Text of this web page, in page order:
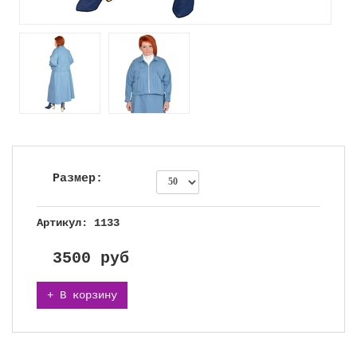
Размер:
Артикул: 1133
3500 руб
+ В корзину